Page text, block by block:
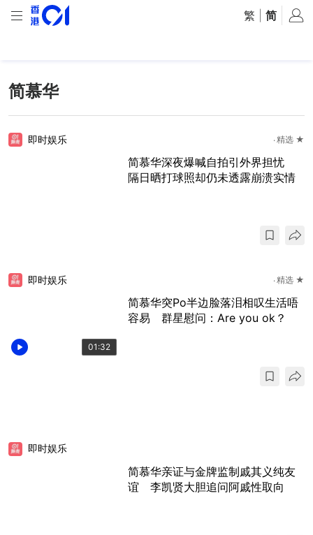
繁 简
简慕华
即时娱乐 精选 ★
简慕华深夜爆喊自拍引外界担忧
隔日晒打球照却仍未透露崩溃实情
01:32
即时娱乐 精选 ★
简慕华突Po半边脸落泪相叹生活唔
容易 群星慰问：Are you ok？
即时娱乐
简慕华亲证与金牌监制戚其义纯友
谊 李凯贤大胆追问阿戚性取向